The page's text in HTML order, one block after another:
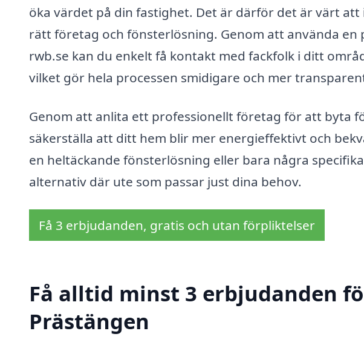
öka värdet på din fastighet. Det är därför det är värt
rätt företag och fönsterlösning. Genom att använda
rwb.se kan du enkelt få kontakt med fackfolk i ditt
vilket gör hela processen smidigare och mer
Genom att anlita ett professionellt företag för att byta
säkerställa att ditt hem blir mer energieffektivt och
en heltäckande fönsterlösning eller bara några
alternativ där ute som passar just dina behov.
Få 3 erbjudanden, gratis och utan förpliktelser
Få alltid minst 3 erbjudanden
Prästängen